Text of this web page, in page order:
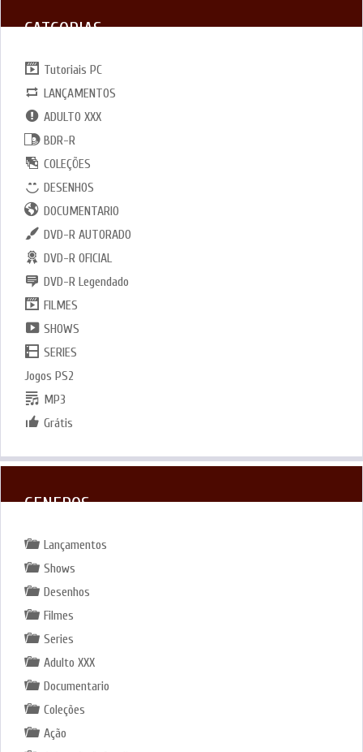
CATGORIAS
Tutoriais PC
LANÇAMENTOS
ADULTO XXX
BDR-R
COLEÇÕES
DESENHOS
DOCUMENTARIO
DVD-R AUTORADO
DVD-R OFICIAL
DVD-R Legendado
FILMES
SHOWS
SERIES
Jogos PS2
MP3
Grátis
GENEROS
Lançamentos
Shows
Desenhos
Filmes
Series
Adulto XXX
Documentario
Coleções
Ação